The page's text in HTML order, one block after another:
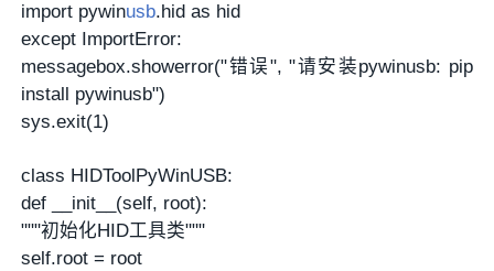
import pywinusb.hid as hid
except ImportError:
messagebox.showerror("错误", "请安装pywinusb: pip
install pywinusb")
sys.exit(1)
class HIDToolPyWinUSB:
def __init__(self, root):
"""初始化HID工具类"""
self.root = root